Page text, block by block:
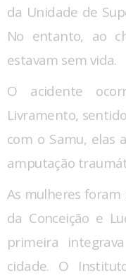
da Unidade de
No entanto, ao
estavam sem vida.
O acidente
Livramento,
com o Samu, elas
amputação
As mulheres foram
da Conceição e
primeira
cidade. O